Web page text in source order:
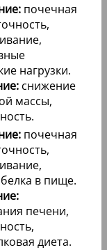
почечная
нагрузки.
снижение
массы,
почечная
в пище.
печени,
диета.